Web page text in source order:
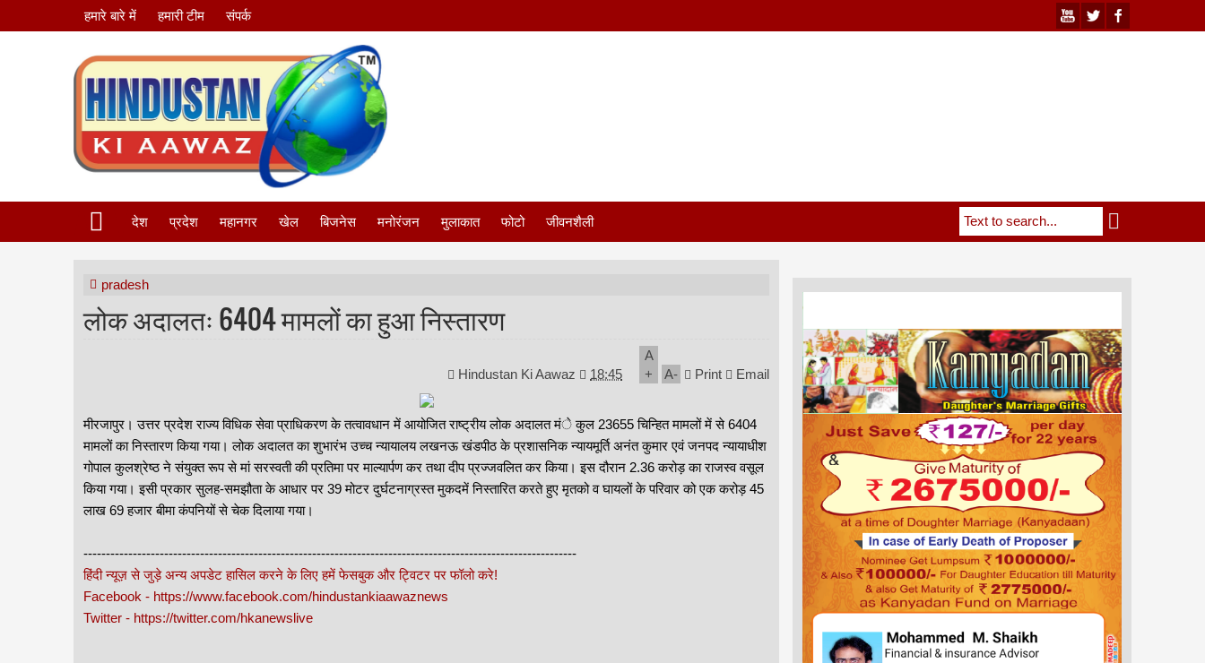
हमारे बारे में हमारी टीम संपर्क
देश प्रदेश महानगर खेल बिजनेस मनोरंजन मुलाकात फोटो जीवनशैली
pradesh
लोक अदालतः 6404 मामलों का हुआ निस्तारण
Hindustan Ki Aawaz 18:45
A
+
A- Print Email
मीरजापुर। उत्तर प्रदेश राज्य विधिक सेवा प्राधिकरण के तत्वावधान में आयोजित राष्ट्रीय लोक अदालत मंे कुल 23655 चिन्हित मामलों में से 6404
मामलों का निस्तारण किया गया। लोक अदालत का शुभारंभ उच्च न्यायालय लखनऊ खंडपीठ के प्रशासनिक न्यायमूर्ति अनंत कुमार एवं जनपद न्यायाधीश
गोपाल कुलश्रेष्ठ ने संयुक्त रूप से मां सरस्वती की प्रतिमा पर माल्यार्पण कर तथा दीप प्रज्जवलित कर किया। इस दौरान 2.36 करोड़ का राजस्व वसूल
किया गया। इसी प्रकार सुलह-समझौता के आधार पर 39 मोटर दुर्घटनाग्रस्त मुकदमें निस्तारित करते हुए मृतको व घायलों के परिवार को एक करोड़ 45
लाख 69 हजार बीमा कंपनियों से चेक दिलाया गया।
--------------------------------------------------------------------------------------------------------------
हिंदी न्यूज़ से जुड़े अन्य अपडेट हासिल करने के लिए हमें फेसबुक और ट्विटर पर फॉलो करे!
Facebook - https://www.facebook.com/hindustankiaawaznews
Twitter - https://twitter.com/hkanewslive